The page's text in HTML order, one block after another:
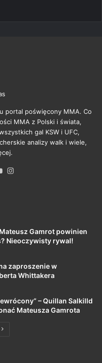
portal poświęcony MMA. Co
MMA z Polski i świata,
gal KSW i UFC,
analizy walk i wiele,
YouTube
Gamrot powinien
Nieoczywisty rywal!
zaproszenie w
Whittakera
– Quillan Salkilld
Mateusza Gamrota
Następna